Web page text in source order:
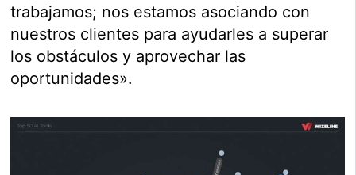
trabajamos; nos estamos asociando con
nuestros clientes para ayudarles a superar
los obstáculos y aprovechar las
oportunidades».